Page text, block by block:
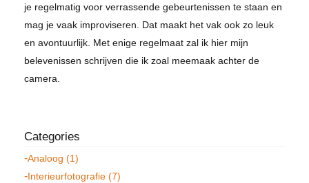
je regelmatig voor verrassende gebeurtenissen te staan en
mag je vaak improviseren. Dat maakt het vak ook zo leuk
en avontuurlijk. Met enige regelmaat zal ik hier mijn
belevenissen schrijven die ik zoal meemaak achter de
camera.
Analoog (1)
Interieurfotografie (7)